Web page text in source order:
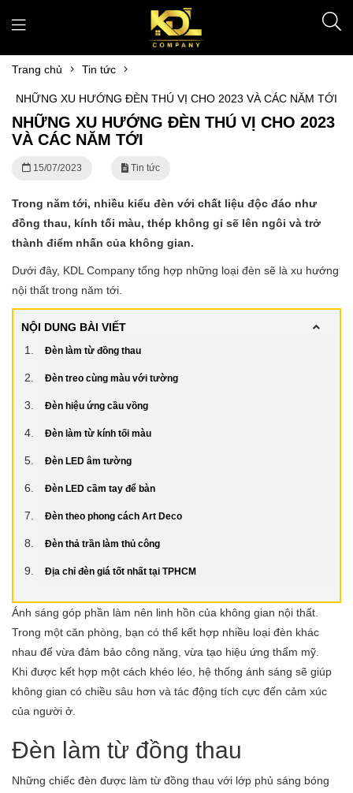
Trang chủ Tin tức
NHỮNG XU HƯỚNG ĐÈN THÚ VỊ CHO 2023 VÀ CÁC NĂM TỚI
NHỮNG XU HƯỚNG ĐÈN THÚ VỊ CHO 2023
VÀ CÁC NĂM TỚI
15/07/2023 Tin tức
Trong năm tới, nhiều kiểu đèn với chất liệu độc đáo như
đồng thau, kính tối màu, thép không gỉ sẽ lên ngôi và trở
thành điểm nhấn của không gian.
Dưới đây, KDL Company tổng hợp những loại đèn sẽ là xu hướng
nội thất trong năm tới.
NỘI DUNG BÀI VIẾT
Đèn làm từ đồng thau
Đèn treo cùng màu với tường
Đèn hiệu ứng cầu vồng
Đèn làm từ kính tối màu
Đèn LED âm tường
Đèn LED cầm tay để bàn
Đèn theo phong cách Art Deco
Đèn thả trần làm thủ công
Địa chỉ đèn giá tốt nhất tại TPHCM
Ánh sáng góp phần làm nên linh hồn của không gian nội thất.
Trong một căn phòng, bạn có thể kết hợp nhiều loại đèn khác
nhau để vừa đảm bảo công năng, vừa tạo hiệu ứng thẩm mỹ.
Khi được kết hợp một cách khéo léo, hệ thống ánh sáng sẽ giúp
không gian có chiều sâu hơn và tác động tích cực đến cảm xúc
của người ở.
Đèn làm từ đồng thau
Những chiếc đèn được làm từ đồng thau với lớp phủ sáng bóng